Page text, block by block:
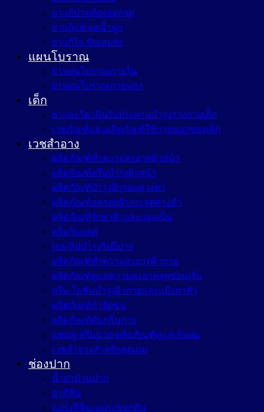
ยาแก้ปวดท้องลดกรด
ยาแก้แพ้ ลดน้ำมูก
ยาแก้ไอ ขับเสมหะ
แผนโบราณ
ยาแผนโบราณภายใน
ยาแผนโบราณภายนอก
เด็ก
ยาและวิตามินรับประทานบำรุงร่างกายเด็ก
เวชภัณฑ์และผลิตภัณฑ์ใช้ภายนอกของเด็ก
เวชสำอาง
ผลิตภัณฑ์ทำความสะอาดผิวหน้า
ผลิตภัณฑ์ครีมบำรุงผิวหน้า
ผลิตภัณฑ์บำรุงผิวรอบดวงตา
ผลิตภัณฑ์ลดรอยฝ้ากระจุดด่างดำ
ผลิตภัณฑ์รักษาสิวและแผลเป็น
ครีมกันแดด
เจล-ลิปบำรุงริมฝีปาก
ผลิตภัณฑ์ทำความสะอาดผิวกาย
ผลิตภัณฑ์ดูแลความสะอาดจุดซ่อนเร้น
ครีม-โลชั่นบำรุงผิวกายและแป้งทาตัว
ผลิตภัณฑ์กำจัดขน
ผลิตภัณฑ์ดับกลิ่นกาย
แชมพู-ครีมนวด-ผลิตภัณฑ์ดูแลเส้นผม
เวชสำอางสำหรับคุณแม่
ช่องปาก
น้ำยาบ้วนปาก
ยาสีฟัน
แปรงสีฟัน-แปรงซอกฟัน